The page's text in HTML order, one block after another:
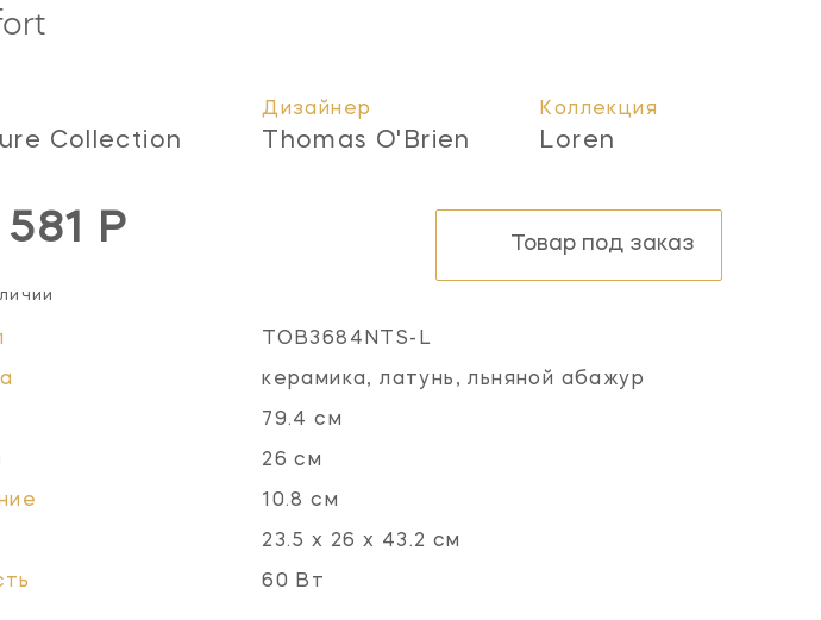
Collection
Дизайнер
Thomas O'Brien
Коллекция
Loren
Р Товар под заказ
TOB3684NTS-L
керамика, латунь, льняной абажур
79.4 см
26 см
10.8 см
23.5 х 26 х 43.2 см
60 Вт